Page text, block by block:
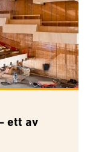
ett av